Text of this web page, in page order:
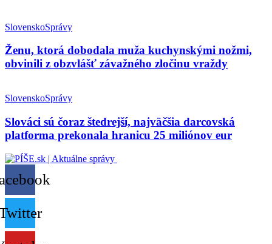
SlovenskoSprávy
Ženu, ktorá dobodala muža kuchynskými nožmi,
obvinili z obzvlášť závažného zločinu vraždy
SlovenskoSprávy
Slováci sú čoraz štedrejší, najväčšia darcovská
platforma prekonala hranicu 25 miliónov eur